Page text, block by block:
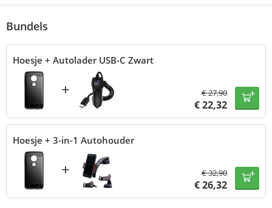
Bundels
Hoesje + Autolader USB-C Zwart
+ €27,90
€22,32
Hoesje + 3-in-1 Autohouder
+ €32,90
€26,32